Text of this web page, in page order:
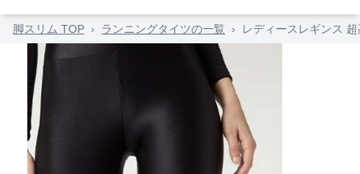
脚スリム TOP › ランニングタイツの一覧 › レディースレギンス